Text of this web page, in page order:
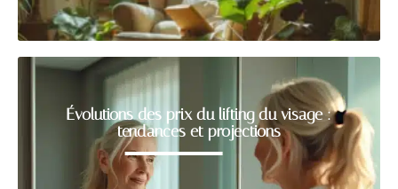
Évolutions des prix du lifting du visage :
tendances et projections